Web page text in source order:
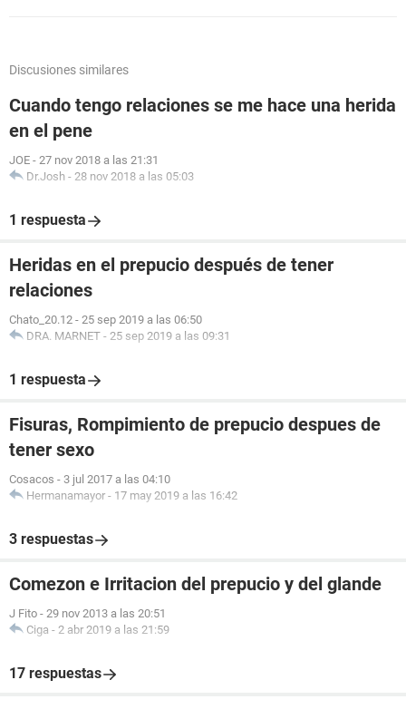
Discusiones similares
Cuando tengo relaciones se me hace una herida
en el pene
JOE - 27 nov 2018 a las 21:31
Dr.Josh - 28 nov 2018 a las 05:03
1 respuesta
Heridas en el prepucio después de tener
relaciones
Chato_20.12 - 25 sep 2019 a las 06:50
DRA. MARNET - 25 sep 2019 a las 09:31
1 respuesta
Fisuras, Rompimiento de prepucio despues de
tener sexo
Cosacos - 3 jul 2017 a las 04:10
Hermanamayor - 17 may 2019 a las 16:42
3 respuestas
Comezon e Irritacion del prepucio y del glande
J Fito - 29 nov 2013 a las 20:51
Ciga - 2 abr 2019 a las 21:59
17 respuestas